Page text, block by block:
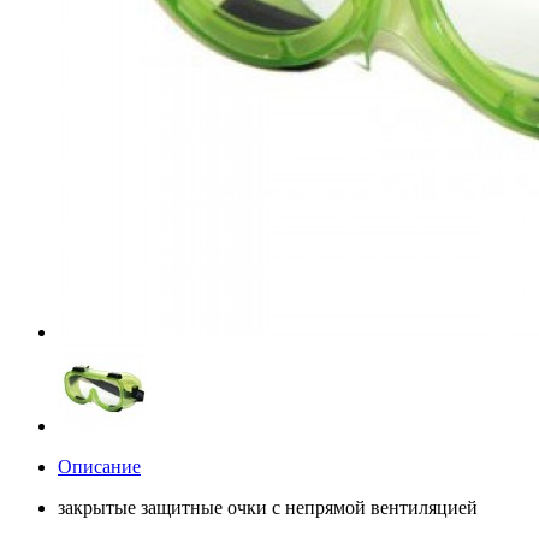
Описание
закрытые защитные очки с непрямой вентиляцией